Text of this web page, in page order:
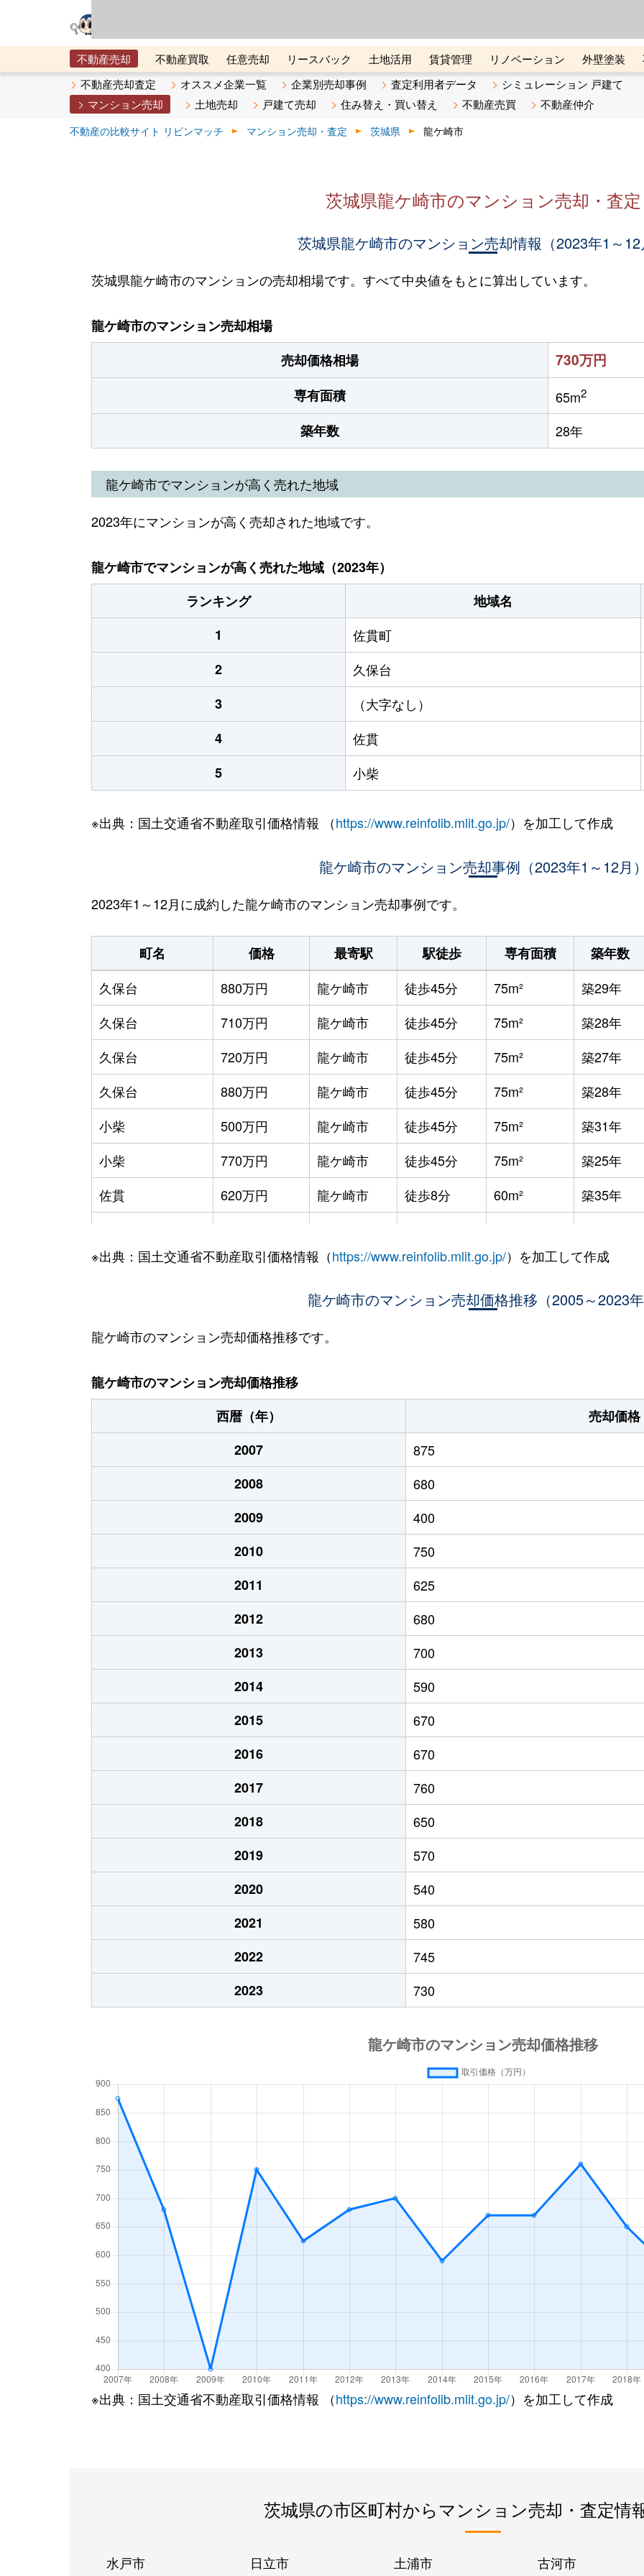
不動産売却 不動産買取 任意売却 リースバック 土地活用 賃貸管理 リノベーション 外壁塗装
メタ住宅展示場
ベスト不動産カンパニー オンライン講座 リビンマガジンBiz 不動産売却ご相談デスク
不動産売却査定 オススメ企業一覧 企業別売却事例 査定利用者データ
シミュレーション 戸建て
マンション売却
土地売却 戸建て売却 住み替え・買い替え 不動産売買 不動産仲介
不動産の比較サイト リビンマッチ マンション売却・査定 茨城県 龍ケ崎市
茨城県龍ケ崎市のマンション売却・査定
茨城県龍ケ崎市のマンション売却情報（2023年1～12
茨城県龍ケ崎市のマンションの売却相場です。すべて中央値をもとに算出しています。
龍ケ崎市のマンション売却相場
売却価格相場
730万円
専有面積 65m2
築年数 28年
龍ケ崎市でマンションが高く売れた地域
2023年にマンションが高く売却された地域です。
龍ケ崎市でマンションが高く売れた地域（2023年）
ランキング
地域名
1
佐貫町
2
久保台
3
（大字なし）
4
佐貫
5
小柴
※出典：国土交通省不動産取引価格情報 （https://www.reinfolib.mlit.go.jp/）を加工して作成
龍ケ崎市のマンション売却事例（2023年1～12月）
2023年1～12月に成約した龍ケ崎市のマンション売却事例です。
町名 価格 最寄駅 駅徒歩 専有面積 築年数
久保台
880万円 龍ケ崎市 徒歩45分 75m² 築29年
久保台
710万円 龍ケ崎市 徒歩45分 75m² 築28年
久保台
720万円 龍ケ崎市 徒歩45分 75m² 築27年
久保台
880万円 龍ケ崎市 徒歩45分 75m² 築28年
小柴
500万円 龍ケ崎市 徒歩45分 75m² 築31年
小柴
770万円 龍ケ崎市 徒歩45分 75m² 築25年
佐貫
620万円 龍ケ崎市 徒歩8分 60m² 築35年
佐貫
800万円 龍ケ崎市 徒歩6分 60m² 築30年
龍ケ崎市 徒歩4分 55m² 築18年
佐貫町
1,800万円 龍ケ崎市
（大字なし）
730万円 竜ケ崎 徒歩11分 55m² 築28年
※出典：国土交通省不動産取引価格情報（https://www.reinfolib.mlit.go.jp/）を加工して作成
龍ケ崎市のマンション売却価格推移（2005～2023年
龍ケ崎市のマンション売却価格推移です。
龍ケ崎市のマンション売却価格推移
西暦（年）
売却価格
2007
875
2008
680
2009
400
2010
750
2011
625
2012
680
2013
700
2014
590
2015
670
2016
670
2017
760
2018
650
2019
570
2020
540
2021
580
2022
745
2023
730
※出典：国土交通省不動産取引価格情報 （https://www.reinfolib.mlit.go.jp/）を加工して作成
茨城県の市区町村からマンション売却・査定情
水戸市 日立市 土浦市 古河市